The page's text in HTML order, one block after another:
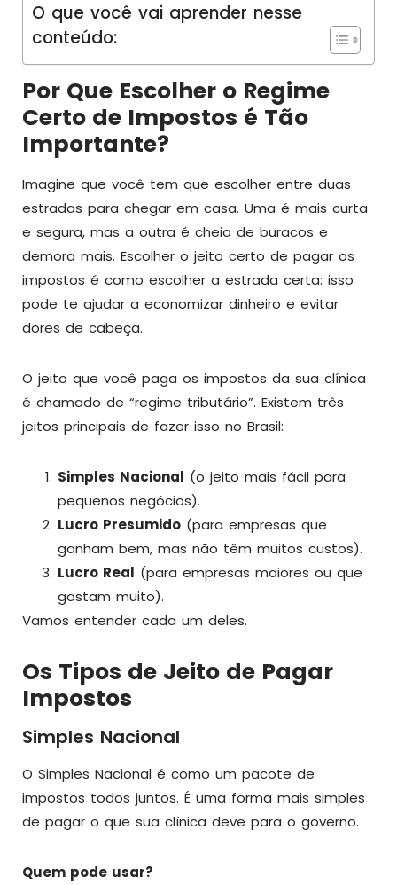
O que você vai aprender nesse
conteúdo:
Por Que Escolher o Regime
Certo de Impostos é Tão
Importante?
Imagine que você tem que escolher entre duas
estradas para chegar em casa. Uma é mais curta
e segura, mas a outra é cheia de buracos e
demora mais. Escolher o jeito certo de pagar os
impostos é como escolher a estrada certa: isso
pode te ajudar a economizar dinheiro e evitar
dores de cabeça.
O jeito que você paga os impostos da sua clínica
é chamado de “regime tributário”. Existem três
jeitos principais de fazer isso no Brasil:
Simples Nacional (o jeito mais fácil para
pequenos negócios).
Lucro Presumido (para empresas que
ganham bem, mas não têm muitos custos).
Lucro Real (para empresas maiores ou que
gastam muito).
Vamos entender cada um deles.
Os Tipos de Jeito de Pagar
Impostos
Simples Nacional
O Simples Nacional é como um pacote de
impostos todos juntos. É uma forma mais simples
de pagar o que sua clínica deve para o governo.
Quem pode usar?